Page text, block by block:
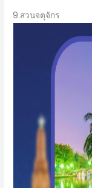
9.สวนจตุจักร